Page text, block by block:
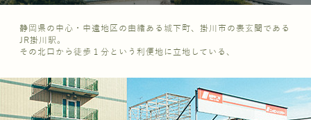
静岡県の中心・中遠地区の由緒ある城下町、掛川市の表玄関である
JR掛川駅。
その北口から徒歩１分という利便地に立地している、